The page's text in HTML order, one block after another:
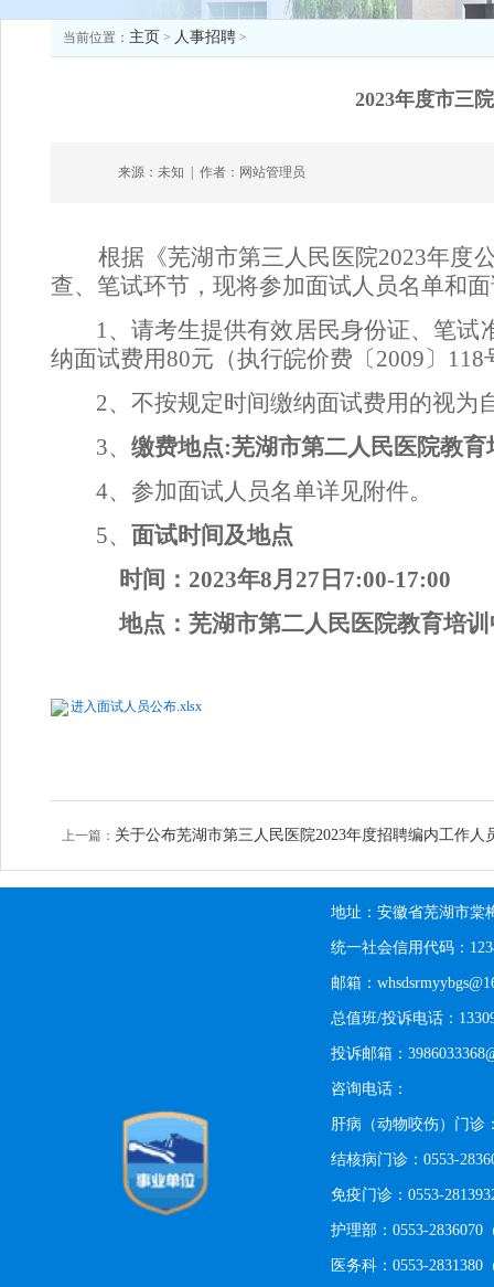
当前位置： 主页 > 人事招聘>
2023年度市三
来源：未知 作者：网站管理员
根据《芜湖市第三人民医院2023年度
查、笔试环节，现将参加面试人员名单和
1、请考生提供有效居民身份证、笔
纳面试费用80元（执行皖价费〔2009〕118
2、不按规定时间缴纳面试费用的视为
3、 缴费地点:芜湖市第二人民医院教育
4、参加面试人员名单详见附件。
5、 面试时间及地点
时间： 2023年8月 27 日 7:00-17:00
地点：芜湖市第二人民医院教育培
进入面试人员公布.xlsx
上一篇： 关于公布芜湖市第三人民医院2023年度招聘编内工作人
地址：安徽省芜湖市棠
统一社会信用代码：
邮箱：
总值班/投诉电话：
投诉邮箱：
咨询电话：
肝病（动物咬伤）门诊
结核病门诊：0553-
免疫门诊：0553-
护理部：0553-2836070
医务科：0553-2831380